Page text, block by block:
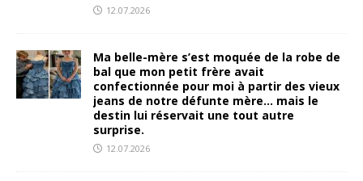
12.07.2026
Ma belle-mère s’est moquée de la robe de
bal que mon petit frère avait
confectionnée pour moi à partir des vieux
jeans de notre défunte mère… mais le
destin lui réservait une tout autre
surprise.
12.07.2026